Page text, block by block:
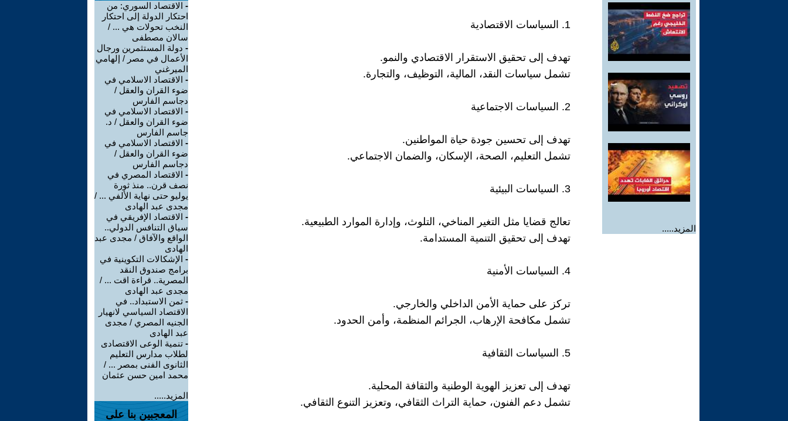
المزيد.....
1. السياسات الاقتصادية
تهدف إلى تحقيق الاستقرار الاقتصادي والنمو.
تشمل سياسات النقد، المالية، التوظيف، والتجارة.
2. السياسات الاجتماعية
تهدف إلى تحسين جودة حياة المواطنين.
تشمل التعليم، الصحة، الإسكان، والضمان الاجتماعي.
3. السياسات البيئية
تعالج قضايا مثل التغير المناخي، التلوث، وإدارة الموارد الطبيعية.
تهدف إلى تحقيق التنمية المستدامة.
4. السياسات الأمنية
تركز على حماية الأمن الداخلي والخارجي.
تشمل مكافحة الإرهاب، الجرائم المنظمة، وأمن الحدود.
5. السياسات الثقافية
تهدف إلى تعزيز الهوية الوطنية والثقافة المحلية.
تشمل دعم الفنون، حماية التراث الثقافي، وتعزيز التنوع الثقافي.
- الاقتصاد السوري: من
احتكار الدولة إلى احتكار
النخب تحولات هي ... /
سالان مصطفى
- دولة المستثمرين ورجال
الأعمال في مصر / إلهامي
الميرغني
- الاقتصاد الاسلامي في
ضوء القران والعقل /
دجاسم الفارس
- الاقتصاد الاسلامي في
ضوء القران والعقل / د.
جاسم الفارس
- الاقتصاد الاسلامي في
ضوء القران والعقل /
دجاسم الفارس
- الاقتصاد المصري في
نصف قرن.. منذ ثورة
يوليو حتى نهاية الألفي ... /
مجدى عبد الهادى
- الاقتصاد الإفريقي في
سياق التنافس الدولي..
الواقع والآفاق / مجدى عبد
الهادى
- الإشكالات التكوينية في
برامج صندوق النقد
المصرية.. قراءة اقت ... /
مجدى عبد الهادى
- ثمن الاستبداد.. في
الاقتصاد السياسي لانهيار
الجنيه المصري / مجدى
عبد الهادى
- تنمية الوعى الاقتصادى
لطلاب مدارس التعليم
الثانوى الفنى بمصر ... /
محمد امين حسن عثمان
المزيد.....
المعجبين بنا على